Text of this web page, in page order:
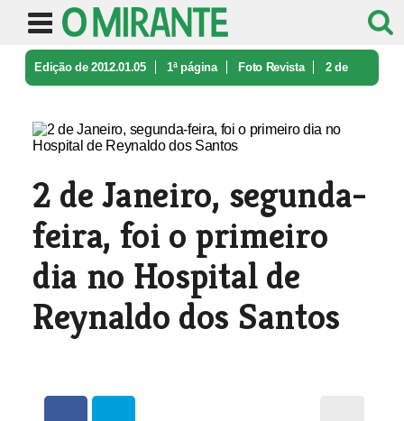
Edição de 2012.01.05 1ª página Foto Revista 2 de
2 de Janeiro, segunda-
feira, foi o primeiro
dia no Hospital de
Reynaldo dos Santos